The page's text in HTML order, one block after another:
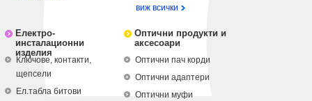
виж всички
Електро-
инсталационни
изделия
Ключове, контакти,
щепсели
Ел.табла битови
Оптични продукти и
аксесоари
Оптични пач корди
Оптични адаптери
Оптични муфи